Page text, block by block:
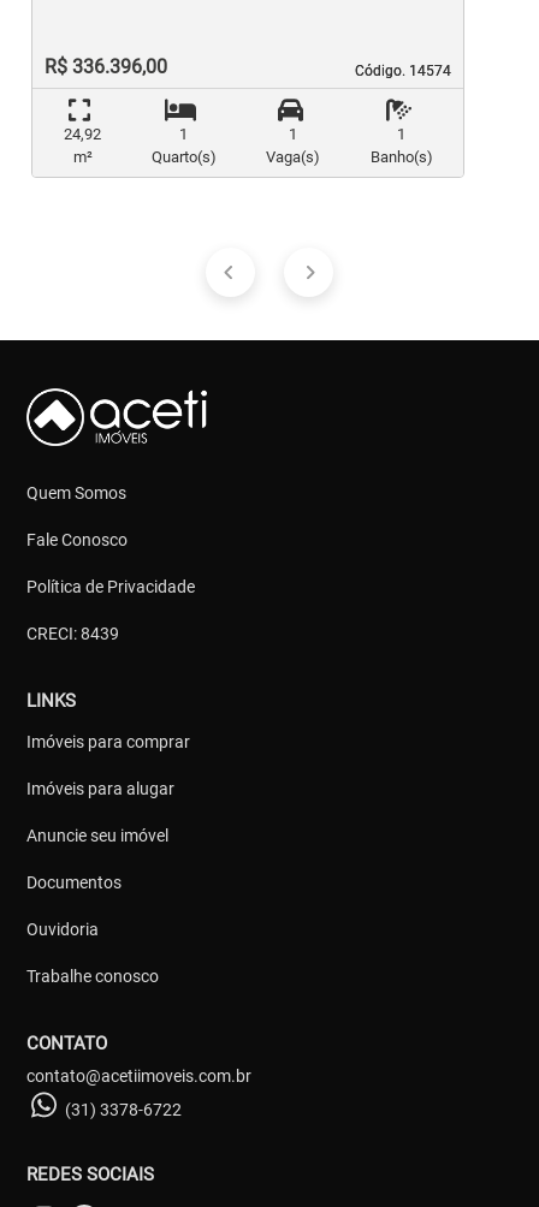
Código. 14574
Código. 14574
R$ 336.396,00
24,92
m²
1
Quarto(s)
1
Vaga(s)
1
Banho(s)
Quem Somos
Fale Conosco
Política de Privacidade
CRECI: 8439
LINKS
Imóveis para comprar
Imóveis para alugar
Anuncie seu imóvel
Documentos
Ouvidoria
Trabalhe conosco
CONTATO
contato@acetiimoveis.com.br
(31) 3378-6722
REDES SOCIAIS